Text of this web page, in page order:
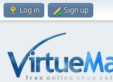
Log in Sign up